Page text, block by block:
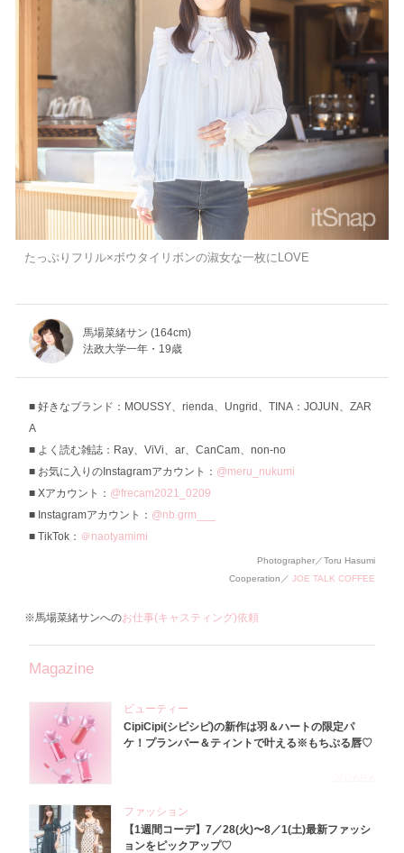
たっぷりフリル×ボウタイリボンの淑女な一枚にLOVE
馬場菜緒サン (164cm)
法政大学一年・19歳
好きなブランド：MOUSSY、rienda、Ungrid、TINA：JOJUN、ZAR
A
よく読む雑誌：Ray、ViVi、ar、CanCam、non-no
お気に入りのInstagramアカウント： @meru_nukumi
Xアカウント： @frecam2021_0209
Instagramアカウント： @nb.grm___
TikTok： ＠naotyamimi
Photographer／Toru Hasumi
Cooperation／ JOE TALK COFFEE
※馬場菜緒サンへのお仕事(キャスティング)依頼
Magazine
ビューティー
CipiCipi(シピシピ)の新作は羽＆ハートの限定パ
ケ！プランパー＆ティントで叶える※もちぷる唇♡
ファッション
【1週間コーデ】7／28(火)〜8／1(土)最新ファッシ
ョンをピックアップ♡